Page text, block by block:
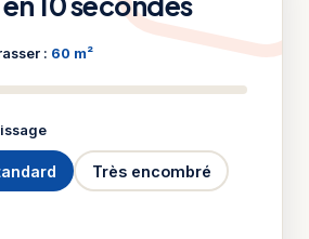
: 60 m²
Très encombré